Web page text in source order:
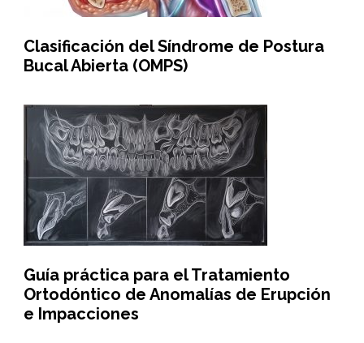
Clasificación del Síndrome de Postura
Bucal Abierta (OMPS)
Guía práctica para el Tratamiento
Ortodóntico de Anomalías de Erupción
e Impacciones